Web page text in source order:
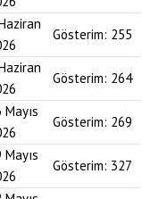
Gösterim: 255
Gösterim: 264
Mayıs
Gösterim: 269
Mayıs
Gösterim: 327